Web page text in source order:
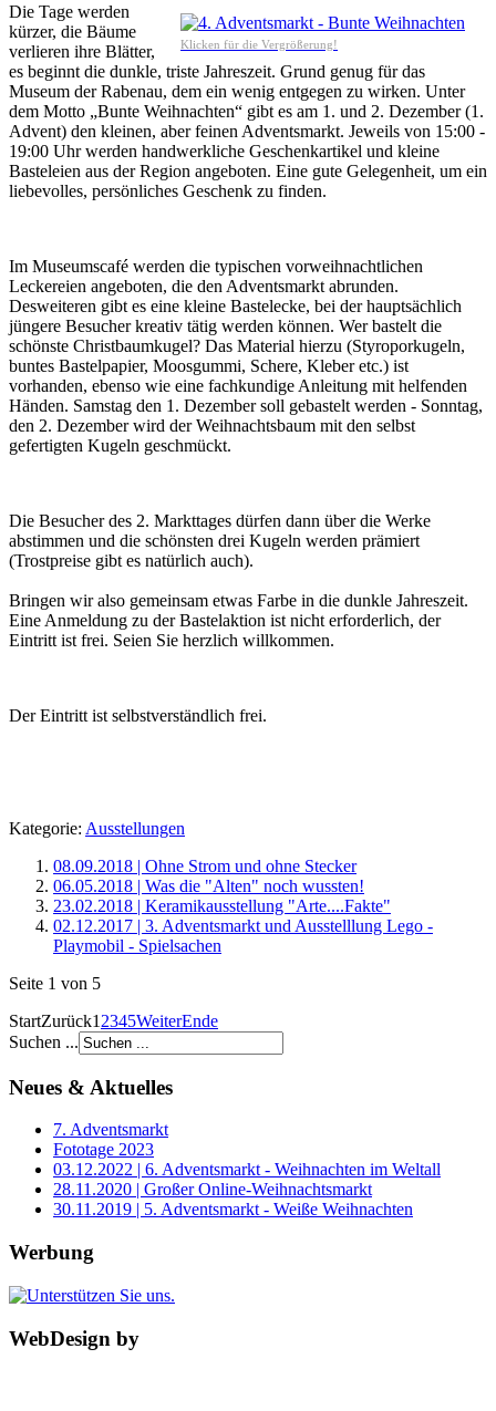
Klicken für die Vergrößerung!
Die Tage werden
kürzer, die Bäume
verlieren ihre Blätter,
es beginnt die dunkle, triste Jahreszeit. Grund genug für das
Museum der Rabenau, dem ein wenig entgegen zu wirken. Unter
dem Motto „Bunte Weihnachten“ gibt es am 1. und 2. Dezember (1.
Advent) den kleinen, aber feinen Adventsmarkt. Jeweils von 15:00 -
19:00 Uhr werden handwerkliche Geschenkartikel und kleine
Basteleien aus der Region angeboten. Eine gute Gelegenheit, um ein
liebevolles, persönliches Geschenk zu finden.
Im Museumscafé werden die typischen vorweihnachtlichen
Leckereien angeboten, die den Adventsmarkt abrunden.
Desweiteren gibt es eine kleine Bastelecke, bei der hauptsächlich
jüngere Besucher kreativ tätig werden können. Wer bastelt die
schönste Christbaumkugel? Das Material hierzu (Styroporkugeln,
buntes Bastelpapier, Moosgummi, Schere, Kleber etc.) ist
vorhanden, ebenso wie eine fachkundige Anleitung mit helfenden
Händen. Samstag den 1. Dezember soll gebastelt werden - Sonntag,
den 2. Dezember wird der Weihnachtsbaum mit den selbst
gefertigten Kugeln geschmückt.
Die Besucher des 2. Markttages dürfen dann über die Werke
abstimmen und die schönsten drei Kugeln werden prämiert
(Trostpreise gibt es natürlich auch).
Bringen wir also gemeinsam etwas Farbe in die dunkle Jahreszeit.
Eine Anmeldung zu der Bastelaktion ist nicht erforderlich, der
Eintritt ist frei. Seien Sie herzlich willkommen.
Der Eintritt ist selbstverständlich frei.
Kategorie: Ausstellungen
08.09.2018 | Ohne Strom und ohne Stecker
06.05.2018 | Was die "Alten" noch wussten!
23.02.2018 | Keramikausstellung "Arte....Fakte"
02.12.2017 | 3. Adventsmarkt und Ausstelllung Lego -
Playmobil - Spielsachen
Seite 1 von 5
StartZurück1 2345WeiterEnde
Suchen ...
Neues & Aktuelles
7. Adventsmarkt
Fototage 2023
03.12.2022 | 6. Adventsmarkt - Weihnachten im Weltall
28.11.2020 | Großer Online-Weihnachtsmarkt
30.11.2019 | 5. Adventsmarkt - Weiße Weihnachten
Werbung
WebDesign by